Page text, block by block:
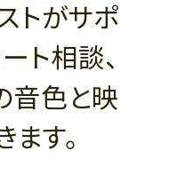
トがサポ
ト相談、
音色と映
す。